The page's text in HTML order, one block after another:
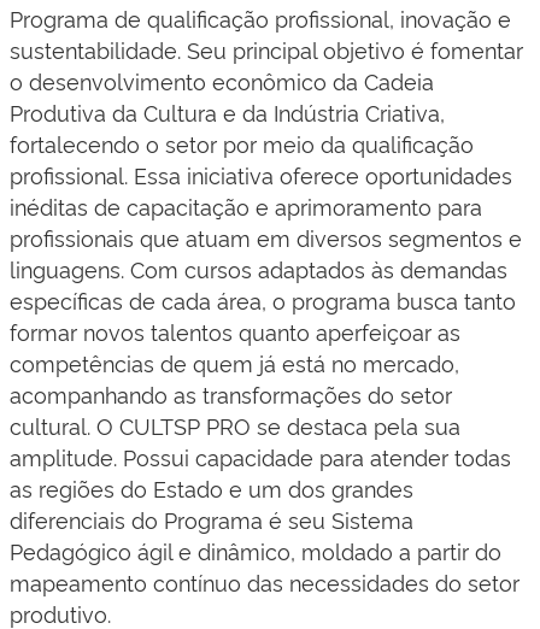
Programa de qualificação profissional, inovação e
sustentabilidade. Seu principal objetivo é fomentar
o desenvolvimento econômico da Cadeia
Produtiva da Cultura e da Indústria Criativa,
fortalecendo o setor por meio da qualificação
profissional. Essa iniciativa oferece oportunidades
inéditas de capacitação e aprimoramento para
profissionais que atuam em diversos segmentos e
linguagens. Com cursos adaptados às demandas
específicas de cada área, o programa busca tanto
formar novos talentos quanto aperfeiçoar as
competências de quem já está no mercado,
acompanhando as transformações do setor
cultural. O CULTSP PRO se destaca pela sua
amplitude. Possui capacidade para atender todas
as regiões do Estado e um dos grandes
diferenciais do Programa é seu Sistema
Pedagógico ágil e dinâmico, moldado a partir do
mapeamento contínuo das necessidades do setor
produtivo.